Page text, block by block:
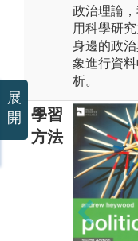
政治理論，
用科學研
身邊的政
象進行資
析。
學習
方法
展
開